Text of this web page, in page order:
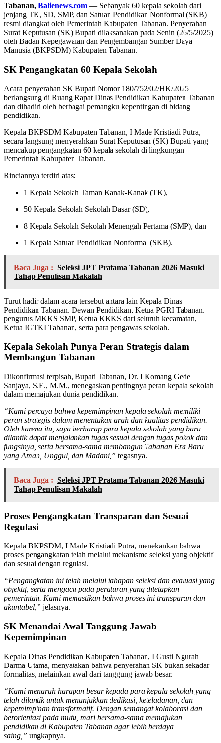
Tabanan, Balienews.com — Sebanyak 60 kepala sekolah dari
jenjang TK, SD, SMP, dan Satuan Pendidikan Nonformal (SKB)
resmi diangkat oleh Pemerintah Kabupaten Tabanan. Penyerahan
Surat Keputusan (SK) Bupati dilaksanakan pada Senin (26/5/2025)
oleh Badan Kepegawaian dan Pengembangan Sumber Daya
Manusia (BKPSDM) Kabupaten Tabanan.
SK Pengangkatan 60 Kepala Sekolah
Acara penyerahan SK Bupati Nomor 180/752/02/HK/2025
berlangsung di Ruang Rapat Dinas Pendidikan Kabupaten Tabanan
dan dihadiri oleh berbagai pemangku kepentingan di bidang
pendidikan.
Kepala BKPSDM Kabupaten Tabanan, I Made Kristiadi Putra,
secara langsung menyerahkan Surat Keputusan (SK) Bupati yang
mencakup pengangkatan 60 kepala sekolah di lingkungan
Pemerintah Kabupaten Tabanan.
Rinciannya terdiri atas:
1 Kepala Sekolah Taman Kanak-Kanak (TK),
50 Kepala Sekolah Sekolah Dasar (SD),
8 Kepala Sekolah Sekolah Menengah Pertama (SMP), dan
1 Kepala Satuan Pendidikan Nonformal (SKB).
Baca Juga : Seleksi JPT Pratama Tabanan 2026 Masuki
Tahap Penulisan Makalah
Turut hadir dalam acara tersebut antara lain Kepala Dinas
Pendidikan Tabanan, Dewan Pendidikan, Ketua PGRI Tabanan,
pengurus MKKS SMP, Ketua KKKS dari seluruh kecamatan,
Ketua IGTKI Tabanan, serta para pengawas sekolah.
Kepala Sekolah Punya Peran Strategis dalam
Membangun Tabanan
Dikonfirmasi terpisah, Bupati Tabanan, Dr. I Komang Gede
Sanjaya, S.E., M.M., menegaskan pentingnya peran kepala sekolah
dalam memajukan dunia pendidikan.
“Kami percaya bahwa kepemimpinan kepala sekolah memiliki
peran strategis dalam menentukan arah dan kualitas pendidikan.
Oleh karena itu, saya berharap para kepala sekolah yang baru
dilantik dapat menjalankan tugas sesuai dengan tugas pokok dan
fungsinya, serta bersama-sama membangun Tabanan Era Baru
yang Aman, Unggul, dan Madani,” tegasnya.
Baca Juga : Seleksi JPT Pratama Tabanan 2026 Masuki
Tahap Penulisan Makalah
Proses Pengangkatan Transparan dan Sesuai
Regulasi
Kepala BKPSDM, I Made Kristiadi Putra, menekankan bahwa
proses pengangkatan telah melalui mekanisme seleksi yang objektif
dan sesuai dengan regulasi.
“Pengangkatan ini telah melalui tahapan seleksi dan evaluasi yang
objektif, serta mengacu pada peraturan yang ditetapkan
pemerintah. Kami memastikan bahwa proses ini transparan dan
akuntabel,” jelasnya.
SK Menandai Awal Tanggung Jawab
Kepemimpinan
Kepala Dinas Pendidikan Kabupaten Tabanan, I Gusti Ngurah
Darma Utama, menyatakan bahwa penyerahan SK bukan sekadar
formalitas, melainkan awal dari tanggung jawab besar.
“Kami menaruh harapan besar kepada para kepala sekolah yang
telah dilantik untuk menunjukkan dedikasi, keteladanan, dan
kepemimpinan transformatif. Dengan semangat kolaborasi dan
berorientasi pada mutu, mari bersama-sama memajukan
pendidikan di Kabupaten Tabanan agar lebih berdaya
saing,” ungkapnya.